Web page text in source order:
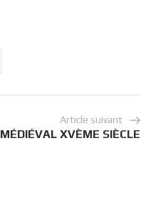
Article suivant
MÉDIÉVAL XVÈME SIÈCLE